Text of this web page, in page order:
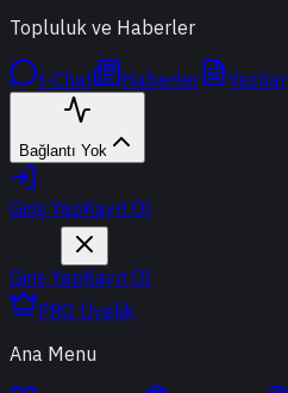
Topluluk ve Haberler
t-Chat Haberler Yazılar
Bağlantı Yok
Giriş YapKayıt Ol
Giriş YapKayıt Ol
PRO Üyelik
Ana Menu